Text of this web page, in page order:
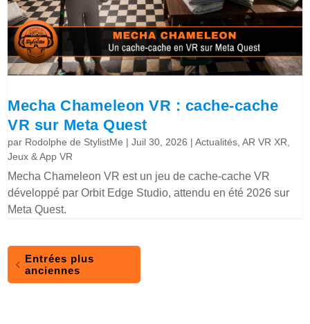
Mecha Chameleon VR : cache-cache
VR sur Meta Quest
par Rodolphe de StylistMe |Juil 30, 2026 |Actualités ,AR VR XR
Jeux & App VR
Mecha Chameleon VR est un jeu de cache-cache VR
développé par Orbit Edge Studio, attendu en été 2026 sur
Meta Quest.
Entrées plus
anciennes